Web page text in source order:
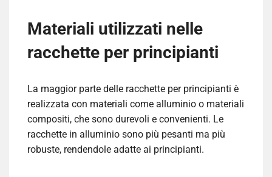
Materiali utilizzati nelle
racchette per principianti
La maggior parte delle racchette per principianti è
realizzata con materiali come alluminio o materiali
compositi, che sono durevoli e convenienti. Le
racchette in alluminio sono più pesanti ma più
robuste, rendendole adatte ai principianti.